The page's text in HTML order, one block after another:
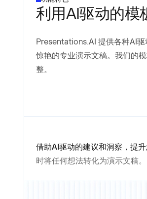
利用AI驱动的模
Presentations.AI 提供各种AI
惊艳的专业演示文稿。我们的
整。
借助AI驱动的建议和洞察，提升
时将任何想法转化为演示文稿。